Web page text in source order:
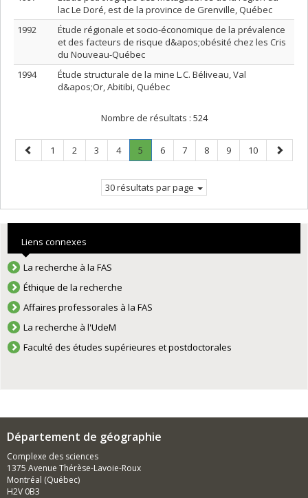
lac Le Doré, est de la province de Grenville, Québec
1992
Étude régionale et socio-économique de la prévalence
et des facteurs de risque d&apos;obésité chez les Cris
du Nouveau-Québec
1994
Étude structurale de la mine L.C. Béliveau, Val
d&apos;Or, Abitibi, Québec
Nombre de résultats : 524
Page
précédente
Page
1 Page
2 Page
3 Page
4 Page
5
Page
Page
6 Page
7 Page
8 Page
9 Page
10
Page
30 résultats par page
Liens connexes
La recherche à la FAS
Éthique de la recherche
Affaires professorales à la FAS
La recherche à l'UdeM
Faculté des études supérieures et postdoctorales
Département de géographie
Complexe des sciences
1375 Avenue Thérèse-Lavoie-Roux
Montréal (Québec)
H2V 0B3